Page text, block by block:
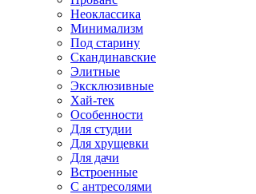
Неоклассика
Минимализм
Под старину
Скандинавские
Элитные
Эксклюзивные
Хай-тек
Особенности
Для студии
Для хрущевки
Для дачи
Встроенные
С антресолями